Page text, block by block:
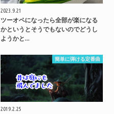
2023.9.21
ツーオペになったら全部が楽になる
かというとそうでもないのでどうし
ようかと…
簡単に弾ける定番曲
2019.2.25